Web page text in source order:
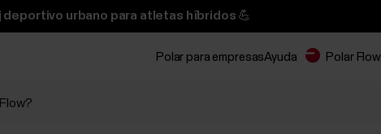
deportivo urbano para atletas híbridos 💪
Polar para empresasAyuda Polar Flow